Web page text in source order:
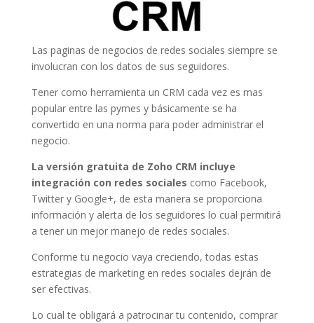
Las paginas de negocios de redes sociales siempre se
involucran con los datos de sus seguidores.
Tener como herramienta un CRM cada vez es mas
popular entre las pymes y básicamente se ha
convertido en una norma para poder administrar el
negocio.
La versión gratuita de Zoho CRM incluye
integración con redes sociales como Facebook,
Twitter y Google+, de esta manera se proporciona
información y alerta de los seguidores lo cual permitirá
a tener un mejor manejo de redes sociales.
Conforme tu negocio vaya creciendo, todas estas
estrategias de marketing en redes sociales dejrán de
ser efectivas.
Lo cual te obligará a patrocinar tu contenido, comprar